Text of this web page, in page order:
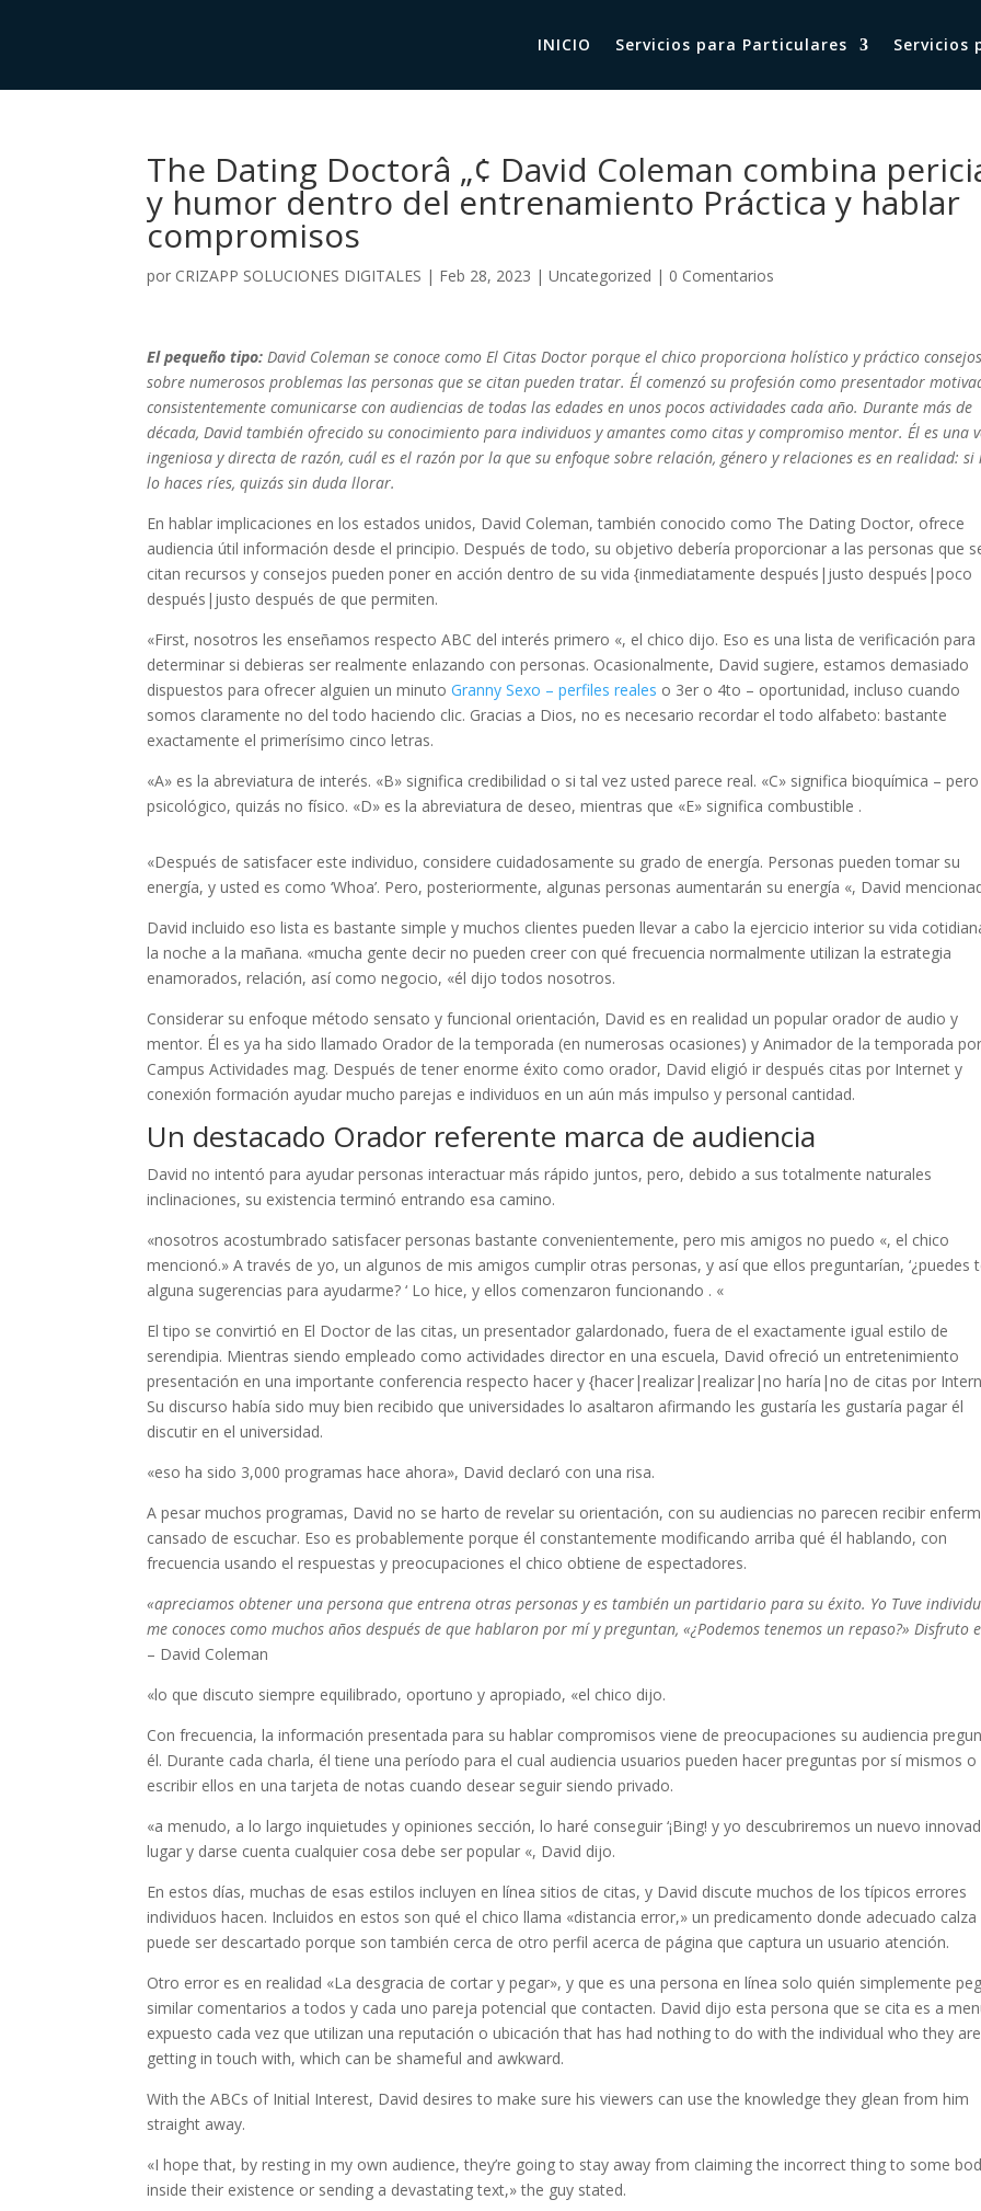
INICIO Servicios para Particulares Servicios
The Dating Doctorâ „¢ David Coleman combina
y humor dentro del entrenamiento Práctica y hablar
compromisos
por CRIZAPP SOLUCIONES DIGITALES | Feb 28, 2023 |Uncategorized | 0 Comentarios
El pequeño tipo:David Coleman se conoce como El Citas Doctor porque el chico proporciona holístico y práctico consejos
sobre numerosos problemas las personas que se citan pueden tratar. Él comenzó su profesión como presentador
consistentemente comunicarse con audiencias de todas las edades en unos pocos actividades cada año. Durante más de
década, David también ofrecido su conocimiento para individuos y amantes como citas y compromiso mentor. Él es una
ingeniosa y directa de razón, cuál es el razón por la que su enfoque sobre relación, género y relaciones es en realidad: si
lo haces ríes, quizás sin duda llorar.
En hablar implicaciones en los estados unidos, David Coleman, también conocido como The Dating Doctor, ofrece
audiencia útil información desde el principio. Después de todo, su objetivo debería proporcionar a las personas que
citan recursos y consejos pueden poner en acción dentro de su vida {inmediatamente después|justo después|poco
después|justo después de que permiten.
«First, nosotros les enseñamos respecto ABC del interés primero «, el chico dijo. Eso es una lista de verificación para
determinar si debieras ser realmente enlazando con personas. Ocasionalmente, David sugiere, estamos demasiado
dispuestos para ofrecer alguien un minutoGranny Sexo – perfiles reales o 3er o 4to – oportunidad, incluso cuando
somos claramente no del todo haciendo clic. Gracias a Dios, no es necesario recordar el todo alfabeto: bastante
exactamente el primerísimo cinco letras.
«A» es la abreviatura de interés. «B» significa credibilidad o si tal vez usted parece real. «C» significa bioquímica – pero
psicológico, quizás no físico. «D» es la abreviatura de deseo, mientras que «E» significa combustible .
«Después de satisfacer este individuo, considere cuidadosamente su grado de energía. Personas pueden tomar su
energía, y usted es como ‘Whoa’. Pero, posteriormente, algunas personas aumentarán su energía «, David
David incluido eso lista es bastante simple y muchos clientes pueden llevar a cabo la ejercicio interior su vida
la noche a la mañana. «mucha gente decir no pueden creer con qué frecuencia normalmente utilizan la estrategia
enamorados, relación, así como negocio, «él dijo todos nosotros.
Considerar su enfoque método sensato y funcional orientación, David es en realidad un popular orador de audio y
mentor. Él es ya ha sido llamado Orador de la temporada (en numerosas ocasiones) y Animador de la temporada por
Campus Actividades mag. Después de tener enorme éxito como orador, David eligió ir después citas por Internet y
conexión formación ayudar mucho parejas e individuos en un aún más impulso y personal cantidad.
Un destacado Orador referente marca de audiencia
David no intentó para ayudar personas interactuar más rápido juntos, pero, debido a sus totalmente naturales
inclinaciones, su existencia terminó entrando esa camino.
«nosotros acostumbrado satisfacer personas bastante convenientemente, pero mis amigos no puedo «, el chico
mencionó.» A través de yo, un algunos de mis amigos cumplir otras personas, y así que ellos preguntarían, ‘¿puedes
alguna sugerencias para ayudarme? ‘ Lo hice, y ellos comenzaron funcionando . «
El tipo se convirtió en El Doctor de las citas, un presentador galardonado, fuera de el exactamente igual estilo de
serendipia. Mientras siendo empleado como actividades director en una escuela, David ofreció un entretenimiento
presentación en una importante conferencia respecto hacer y {hacer|realizar|realizar|no haría|no de citas por
Su discurso había sido muy bien recibido que universidades lo asaltaron afirmando les gustaría les gustaría pagar él
discutir en el universidad.
«eso ha sido 3,000 programas hace ahora», David declaró con una risa.
A pesar muchos programas, David no se harto de revelar su orientación, con su audiencias no parecen recibir
cansado de escuchar. Eso es probablemente porque él constantemente modificando arriba qué él hablando, con
frecuencia usando el respuestas y preocupaciones el chico obtiene de espectadores.
«apreciamos obtener una persona que entrena otras personas y es también un partidario para su éxito. Yo Tuve
me conoces como muchos años después de que hablaron por mí y preguntan, «¿Podemos tenemos un repaso?» Disfruto
– David Coleman
«lo que discuto siempre equilibrado, oportuno y apropiado, «el chico dijo.
Con frecuencia, la información presentada para su hablar compromisos viene de preocupaciones su audiencia
él. Durante cada charla, él tiene una período para el cual audiencia usuarios pueden hacer preguntas por sí mismos o
escribir ellos en una tarjeta de notas cuando desear seguir siendo privado.
«a menudo, a lo largo inquietudes y opiniones sección, lo haré conseguir ‘¡Bing! y yo descubriremos un nuevo
lugar y darse cuenta cualquier cosa debe ser popular «, David dijo.
En estos días, muchas de esas estilos incluyen en línea sitios de citas, y David discute muchos de los típicos errores
individuos hacen. Incluidos en estos son qué el chico llama «distancia error,» un predicamento donde adecuado calza
puede ser descartado porque son también cerca de otro perfil acerca de página que captura un usuario atención.
Otro error es en realidad «La desgracia de cortar y pegar», y que es una persona en línea solo quién simplemente
similar comentarios a todos y cada uno pareja potencial que contacten. David dijo esta persona que se cita es a
expuesto cada vez que utilizan una reputación o ubicación that has had nothing to do with the individual who they are
getting in touch with, which can be shameful and awkward.
With the ABCs of Initial Interest, David desires to make sure his viewers can use the knowledge they glean from him
straight away.
«I hope that, by resting in my own audience, they’re going to stay away from claiming the incorrect thing to some
inside their existence or sending a devastating text,» the guy stated.